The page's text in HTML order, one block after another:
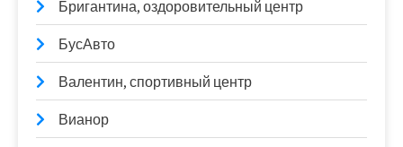
Бригантина, оздоровительный центр
БусАвто
Валентин, спортивный центр
Вианор